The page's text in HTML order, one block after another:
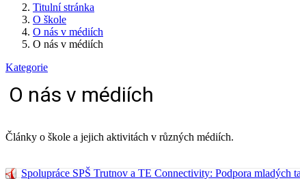
Titulní stránka
O škole
O nás v médiích
O nás v médiích
Kategorie
O nás v médiích
Články o škole a jejich aktivitách v různých médiích.
Spolupráce SPŠ Trutnov a TE Connectivity: Podpora mladých